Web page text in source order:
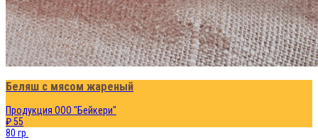
Беляш с мясом жареный
Продукция ООО "Бейкери"
₽ 55
80 гр.